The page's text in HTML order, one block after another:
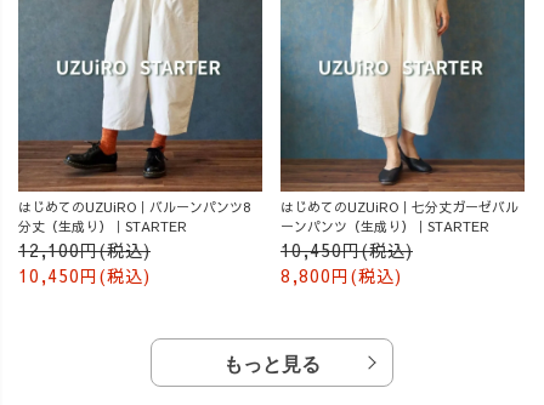
はじめてのUZUiRO｜バルーンパンツ8
分丈（生成り）｜STARTER
12,100円(税込)
10,450円(税込)
はじめてのUZUiRO｜七分丈ガーゼバル
ーンパンツ（生成り）｜STARTER
10,450円(税込)
8,800円(税込)
もっと見る